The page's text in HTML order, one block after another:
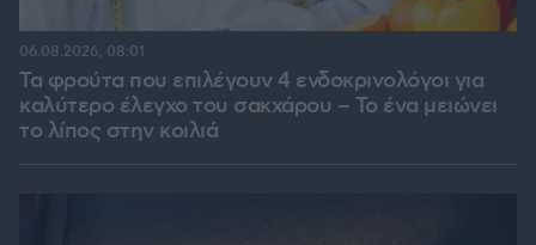
Τα φρούτα που επιλέγουν 4 ενδοκρινολόγοι για
καλύτερο έλεγχο του σακχάρου – Το ένα μειώνει
το λίπος στην κοιλιά
06.08.2026, 08:01